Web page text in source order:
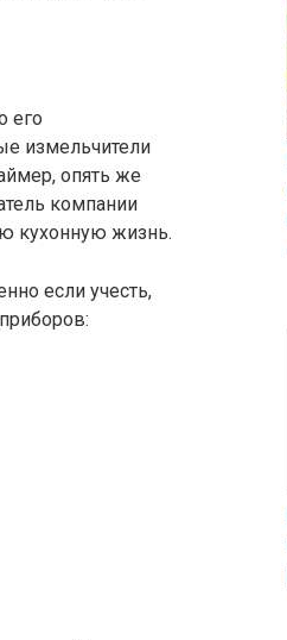
его
измельчители
опять же
компании
кухонную жизнь.
если учесть,